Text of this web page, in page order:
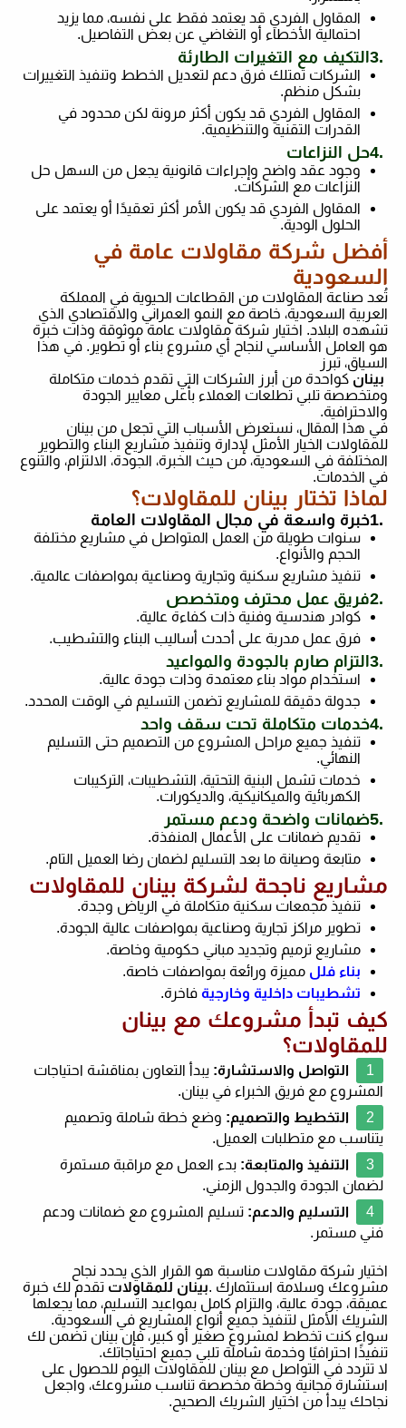
المقاول الفردي قد يعتمد فقط على نفسه، مما يزيد
احتمالية الأخطاء أو التغاضي عن بعض التفاصيل.
3.التكيف مع التغيرات الطارئة
الشركات تمتلك فرق دعم لتعديل الخطط وتنفيذ التغييرات
بشكل منظم.
المقاول الفردي قد يكون أكثر مرونة لكن محدود في
القدرات التقنية والتنظيمية.
4.حل النزاعات
وجود عقد واضح وإجراءات قانونية يجعل من السهل حل
النزاعات مع الشركات.
المقاول الفردي قد يكون الأمر أكثر تعقيدًا أو يعتمد على
الحلول الودية.
أفضل شركة مقاولات عامة في
السعودية
تُعد صناعة المقاولات من القطاعات الحيوية في المملكة
العربية السعودية، خاصة مع النمو العمراني والاقتصادي الذي
تشهده البلاد. اختيار شركة مقاولات عامة موثوقة وذات خبرة
هو العامل الأساسي لنجاح أي مشروع بناء أو تطوير. في هذا
السياق، تبرز
بينان كواحدة من أبرز الشركات التي تقدم خدمات متكاملة
ومتخصصة تلبي تطلعات العملاء بأعلى معايير الجودة
والاحترافية.
في هذا المقال، نستعرض الأسباب التي تجعل من بينان
للمقاولات الخيار الأمثل لإدارة وتنفيذ مشاريع البناء والتطوير
المختلفة في السعودية، من حيث الخبرة، الجودة، الالتزام، والتنوع
في الخدمات.
لماذا تختار بينان للمقاولات؟
1.خبرة واسعة في مجال المقاولات العامة
سنوات طويلة من العمل المتواصل في مشاريع مختلفة
الحجم والأنواع.
تنفيذ مشاريع سكنية وتجارية وصناعية بمواصفات عالمية.
2.فريق عمل محترف ومتخصص
كوادر هندسية وفنية ذات كفاءة عالية.
فرق عمل مدربة على أحدث أساليب البناء والتشطيب.
3.التزام صارم بالجودة والمواعيد
استخدام مواد بناء معتمدة وذات جودة عالية.
جدولة دقيقة للمشاريع تضمن التسليم في الوقت المحدد.
4.خدمات متكاملة تحت سقف واحد
تنفيذ جميع مراحل المشروع من التصميم حتى التسليم
النهائي.
خدمات تشمل البنية التحتية، التشطيبات، التركيبات
الكهربائية والميكانيكية، والديكورات.
5.ضمانات واضحة ودعم مستمر
تقديم ضمانات على الأعمال المنفذة.
متابعة وصيانة ما بعد التسليم لضمان رضا العميل التام.
مشاريع ناجحة لشركة بينان للمقاولات
تنفيذ مجمعات سكنية متكاملة في الرياض وجدة.
تطوير مراكز تجارية وصناعية بمواصفات عالية الجودة.
مشاريع ترميم وتجديد مباني حكومية وخاصة.
بناء فلل مميزة ورائعة بمواصفات خاصة.
تشطيبات داخلية وخارجية فاخرة.
كيف تبدأ مشروعك مع بينان
للمقاولات؟
التواصل والاستشارة: يبدأ التعاون بمناقشة احتياجات
المشروع مع فريق الخبراء في بينان.
التخطيط والتصميم: وضع خطة شاملة وتصميم
يتناسب مع متطلبات العميل.
التنفيذ والمتابعة: بدء العمل مع مراقبة مستمرة
لضمان الجودة والجدول الزمني.
التسليم والدعم: تسليم المشروع مع ضمانات ودعم
فني مستمر .
اختيار شركة مقاولات مناسبة هو القرار الذي يحدد نجاح
مشروعك وسلامة استثمارك .بينان للمقاولات تقدم لك خبرة
عميقة، جودة عالية، والتزام كامل بمواعيد التسليم، مما يجعلها
الشريك الأمثل لتنفيذ جميع أنواع المشاريع في السعودية.
سواء كنت تخطط لمشروع صغير أو كبير، فإن بينان تضمن لك
تنفيذًا احترافيًا وخدمة شاملة تلبي جميع احتياجاتك.
لا تتردد في التواصل مع بينان للمقاولات اليوم للحصول على
استشارة مجانية وخطة مخصصة تناسب مشروعك، واجعل
نجاحك يبدأ من اختيار الشريك الصحيح .